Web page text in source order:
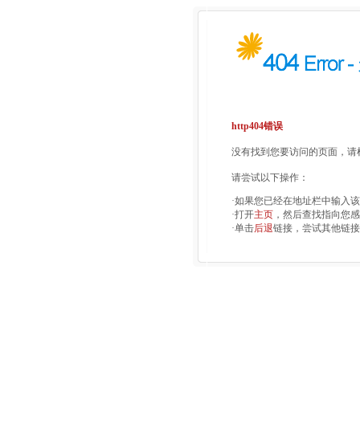
http404错误
没有找到您要访问的页面，
请尝试以下操作：
·如果您已经在地址栏中输入
·打开主页 ，然后查找指向您
·单击后退链接，尝试其他链